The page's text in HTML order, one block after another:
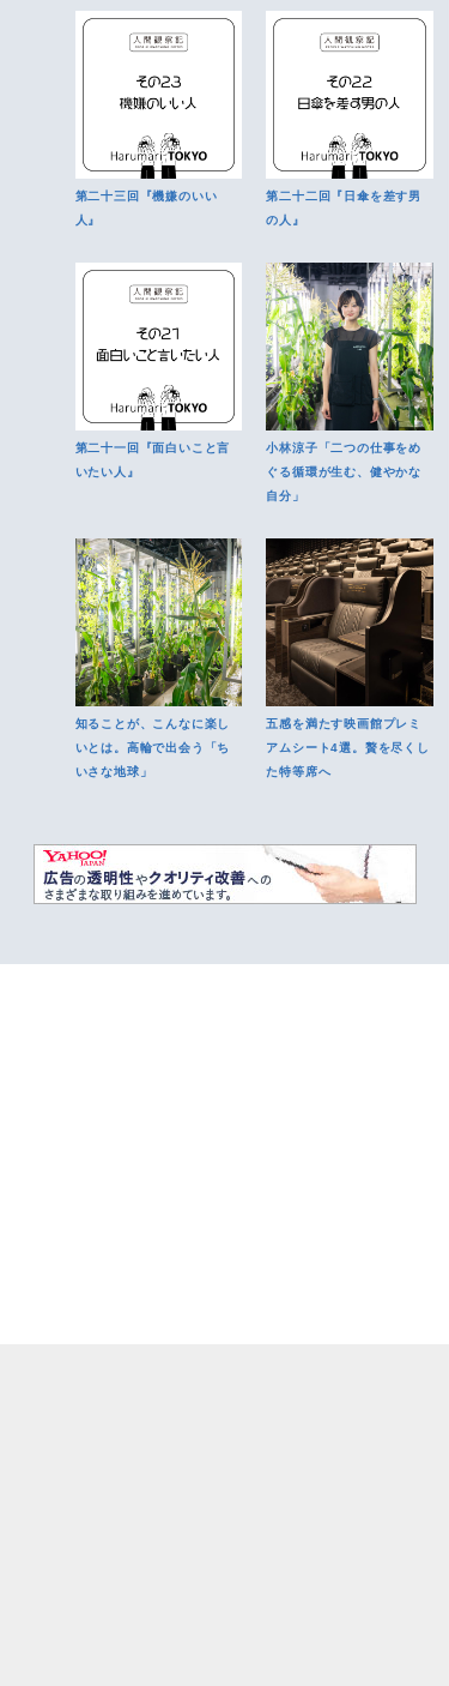
第二十三回『機嫌のいい
人』
第二十二回『日傘を差す男
の人』
第二十一回『面白いこと言
いたい人』
小林涼子「二つの仕事をめ
ぐる循環が生む、健やかな
自分」
知ることが、こんなに楽し
いとは。高輪で出会う「ち
いさな地球」
五感を満たす映画館プレミ
アムシート4選。贅を尽くし
た特等席へ